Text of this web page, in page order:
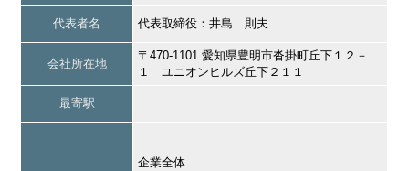
代表者名 代表取締役：井島 則夫
会社所在地
〒470-1101 愛知県豊明市沓掛町丘下１２－
１ ユニオンヒルズ丘下２１１
最寄駅
企業全体